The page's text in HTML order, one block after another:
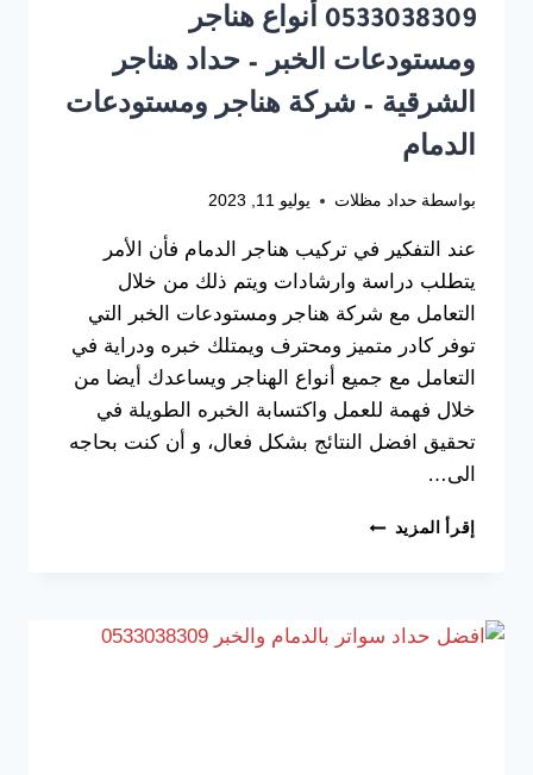
0533038309 أنواع هناجر
ومستودعات الخبر – حداد هناجر
الشرقية – شركة هناجر ومستودعات
الدمام
بواسطة حداد مظلات يوليو 11, 2023
عند التفكير في تركيب هناجر الدمام فأن الأمر
يتطلب دراسة وارشادات ويتم ذلك من خلال
التعامل مع شركة هناجر ومستودعات الخبر التي
توفر كادر متميز ومحترف ويمتلك خبره ودراية في
التعامل مع جميع أنواع الهناجر ويساعدك أيضا من
خلال فهمة للعمل واكتسابة الخبره الطويلة في
تحقيق افضل النتائج بشكل فعال، و أن كنت بحاجه
الى…
إقرأ المزيد
تركيب
أنواع